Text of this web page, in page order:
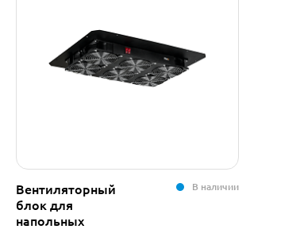
Вентиляторный
блок для
напольных
В наличии